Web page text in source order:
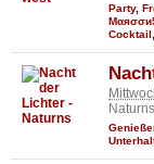
Party,
Cocktail
Naturns